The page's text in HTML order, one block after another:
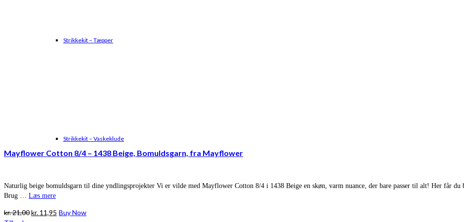
Strikkekit – Tæpper
Strikkekit – Vaskeklude
Mayflower Cotton 8/4 – 1438 Beige, Bomuldsgarn, fra Mayflower
Naturlig beige bomuldsgarn til dine yndlingsprojekter Vi er vilde med Mayflower Cotton 8/4 i 1438 Beige en skøn, varm nuance, der bare passer til alt! Her får
Brug … Læs mere
kr.21,00Den
kr. 11,95 Den
Buy Now